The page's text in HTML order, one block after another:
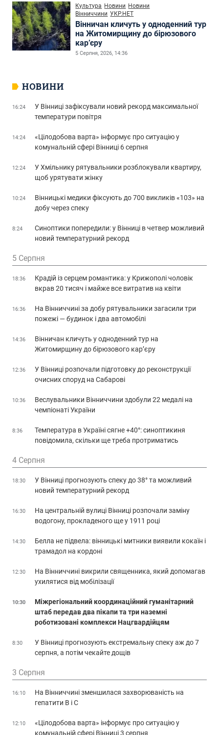
Культура Новини Новини
Вінниччини УКР.НЕТ
Вінничан кличуть у одноденний тур
на Житомирщину до бірюзового
кар’єру
5 Серпня, 2026, 14:36
НОВИНИ
16:24
У Вінниці зафіксували новий рекорд максимальної
температури повітря
14:24
«Цілодобова варта» інформує про ситуацію у
комунальній сфері Вінниці 6 серпня
12:24
У Хмільнику рятувальники розблокували квартиру,
щоб урятувати жінку
10:24
Вінницькі медики фіксують до 700 викликів «103» на
добу через спеку
8:24
Синоптики попередили: у Вінниці в четвер можливий
новий температурний рекорд
5 Серпня
18:36
Крадій із серцем романтика: у Крижополі чоловік
вкрав 20 тисяч і майже все витратив на квіти
16:36
На Вінниччині за добу рятувальники загасили три
пожежі — будинок і два автомобілі
14:36
Вінничан кличуть у одноденний тур на
Житомирщину до бірюзового кар’єру
12:36
У Вінниці розпочали підготовку до реконструкції
очисних споруд на Сабарові
10:36
Веслувальники Вінниччини здобули 22 медалі на
чемпіонаті України
8:36
Температура в Україні сягне +40°: синоптикиня
повідомила, скільки ще треба протриматись
4 Серпня
18:30
У Вінниці прогнозують спеку до 38° та можливий
новий температурний рекорд
16:30
На центральній вулиці Вінниці розпочали заміну
водогону, прокладеного ще у 1911 році
14:30
Белла не підвела: вінницькі митники виявили кокаїн і
трамадол на кордоні
12:30
На Вінниччині викрили священника, який допомагав
ухилятися від мобілізації
10:30
Міжрегіональний координаційний гуманітарний
штаб передав два пікапи та три наземні
роботизовані комплекси Нацгвардійцям
8:30
У Вінниці прогнозують екстремальну спеку аж до 7
серпня, а потім чекайте дощів
3 Серпня
16:10
На Вінниччині зменшилася захворюваність на
гепатити В і С
12:10
«Цілодобова варта» інформує про ситуацію у
комунальній сфері Вінниці 3 серпня